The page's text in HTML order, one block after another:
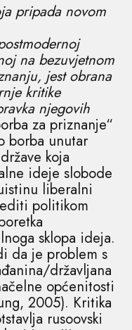
pripada novom
na bezuvjetnom
jest obrana
kritike
njegovih
za priznanje“
borba unutar
koja
ideje slobode
liberalni
politikom
sklopa ideja.
da je problem s
državljana
općenitosti
2005). Kritika
rusoovski